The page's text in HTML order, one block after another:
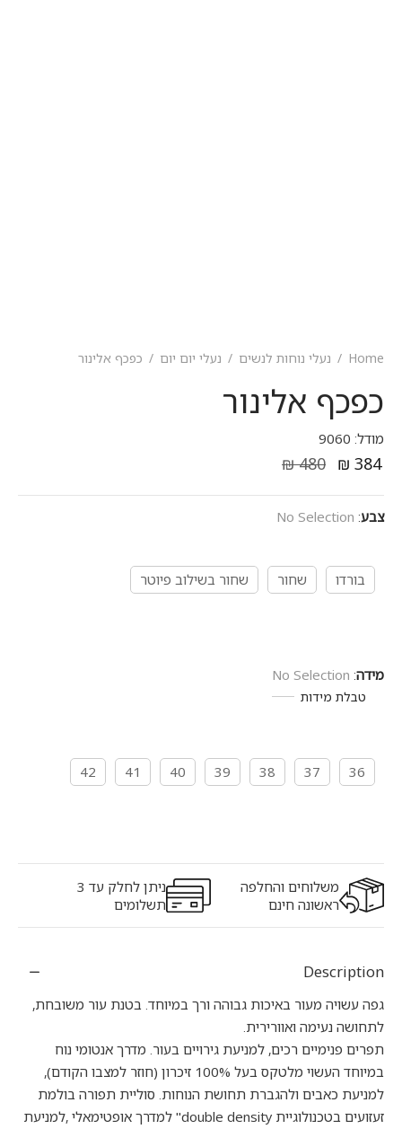
Home
/ נעלי נוחות לנשים / נעלי יום יום / כפכף אלינור
כפכף אלינור
מודל: 9060
₪ 384
₪480
צבע:
No Selection
בורדו שחור שחור בשילוב פיוטר
מידה:
No Selection
טבלת מידות
36
37
38
39
40
41
42
משלוחים והחלפה
ראשונה חינם
ניתן לחלק עד 3
תשלומים
Description
גפה עשויה מעור באיכות גבוהה ורך במיוחד. בטנת עור משובחת,
לתחושה נעימה ואוורירית.
תפרים פנימיים רכים, למניעת גירויים בעור. מדרך אנטומי נוח
במיוחד העשוי מלטקס בעל 100% זיכרון (חוזר למצבו הקודם),
למניעת כאבים ולהגברת תחושת הנוחות. סוליית תפורה בולמת
זעזועים בטכנולוגיית double density" למדרך אופטימאלי ,למניעת